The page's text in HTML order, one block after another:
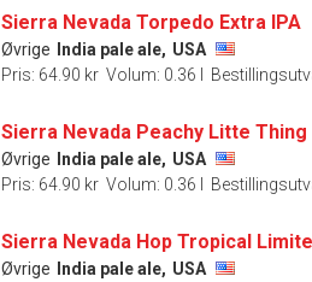
Sierra Nevada Torpedo Extra IPA
Øvrige India pale ale, USA
Pris: 64.90 kr Volum: 0.36 l
Sierra Nevada Peachy Litte Thing
Øvrige India pale ale, USA
Pris: 64.90 kr Volum: 0.36 l
Sierra Nevada Hop Tropical
Øvrige India pale ale, USA